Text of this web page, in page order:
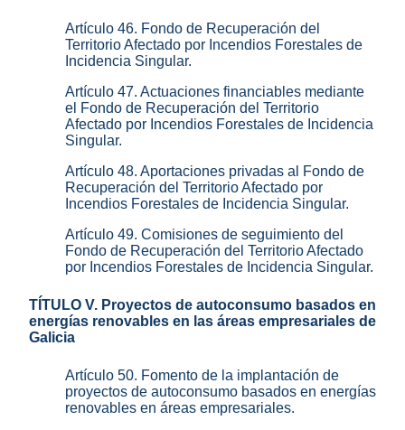
Artículo 46. Fondo de Recuperación del
Territorio Afectado por Incendios Forestales de
Incidencia Singular.
Artículo 47. Actuaciones financiables mediante
el Fondo de Recuperación del Territorio
Afectado por Incendios Forestales de Incidencia
Singular.
Artículo 48. Aportaciones privadas al Fondo de
Recuperación del Territorio Afectado por
Incendios Forestales de Incidencia Singular.
Artículo 49. Comisiones de seguimiento del
Fondo de Recuperación del Territorio Afectado
por Incendios Forestales de Incidencia Singular.
TÍTULO V. Proyectos de autoconsumo basados en
energías renovables en las áreas empresariales de
Galicia
Artículo 50. Fomento de la implantación de
proyectos de autoconsumo basados en energías
renovables en áreas empresariales.